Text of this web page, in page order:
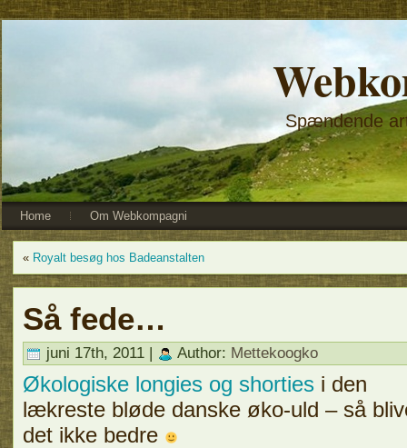
Spændende
Home Om Webkompagni
« Royalt besøg hos Badeanstalten
Så fede…
juni 17th, 2011 | Author: Mettekoogko
Økologiske longies og shorties i den
lækreste bløde danske øko-uld – så
det ikke bedre